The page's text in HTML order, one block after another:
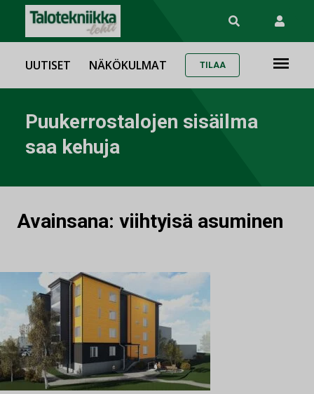
UUTISET NÄKÖKULMAT TILAA
Puukerrostalojen sisäilma
saa kehuja
Avainsana: viihtyisä asuminen